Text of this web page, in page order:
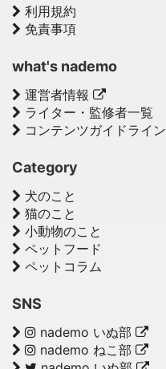
利用規約
免責事項
what's nademo
運営者情報
ライター・監修者一覧
コンテンツガイドライン
Category
犬のこと
猫のこと
小動物のこと
ペットフード
ペットコラム
SNS
nademo いぬ部
nademo ねこ部